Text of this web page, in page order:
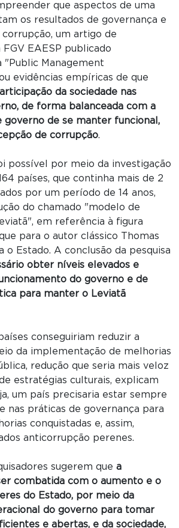
que aspectos de uma
os resultados de governança e
um artigo de
FGV EAESP publicado
Management
evidências empíricas de que
da sociedade nas
de forma balanceada com a
governo de se manter funcional,
de corrupção.
possível por meio da investigação
países, que continha mais de 2
por um período de 14 anos,
do chamado "modelo de
em referência à figura
para o autor clássico Thomas
o Estado. A conclusão da pesquisa
obter níveis elevados e
do governo e de
para manter o Leviatã
conseguiriam reduzir a
da implementação de melhorias
redução que seria mais veloz
estratégias culturais, explicam
um país precisaria estar sempre
nas práticas de governança para
conquistadas e, assim,
anticorrupção perenes.
sugerem que a
combatida com o aumento e o
do Estado, por meio da
do governo para tomar
e abertas, e da sociedade,